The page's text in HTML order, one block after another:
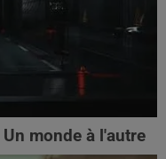
monde à l'autre